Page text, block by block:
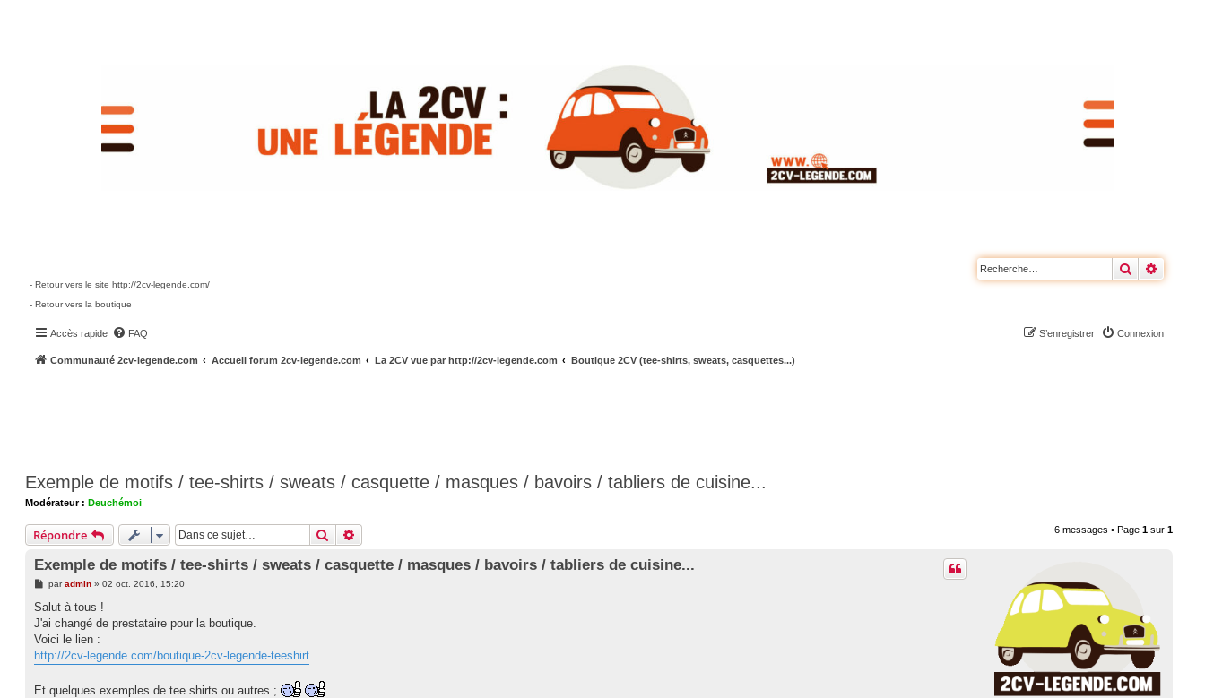
Rechercher
- Retour vers le site http://2cv-legende.com/
- Retour vers la boutique
Accès rapide FAQ Connexion
S’enregistrer
Communauté 2cv-legende.com Accueil forum 2cv-legende.com La 2CV vue par http://2cv-legende.com Boutique 2CV (tee-shirts, sweats, casquettes...)
Exemple de motifs / tee-shirts / sweats / casquette / masques / bavoirs / tabliers de cuisine...
Modérateur : Deuchémoi
Répondre Rechercher 6 messages • Page1 sur1
Exemple de motifs / tee-shirts / sweats / casquette / masques / bavoirs / tabliers de cuisine...
M
s
a
g
paradmin» 02 oct. 2016, 15:20
Salut à tous !
J'ai changé de prestataire pour la boutique.
Voici le lien :
http://2cv-legende.com/boutique-2cv-legende-teeshirt
Et quelques exemples de tee shirts ou autres ;